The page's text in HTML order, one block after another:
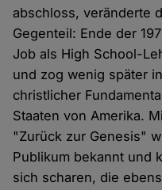
abschloss, veränderte
Gegenteil: Ende der
Job als High School-
und zog wenig später
christlicher
Staaten von Amerika.
"Zurück zur Genesis"
Publikum bekannt und
sich scharen, die